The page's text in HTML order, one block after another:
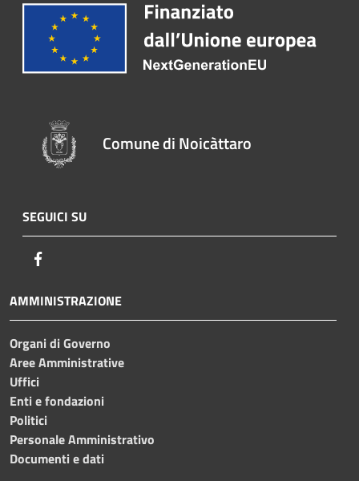
Comune di Noicàttaro
SEGUICI SU
AMMINISTRAZIONE
Organi di Governo
Aree Amministrative
Uffici
Enti e fondazioni
Politici
Personale Amministrativo
Documenti e dati